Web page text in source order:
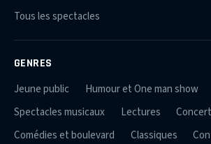
Tous les spectacles
GENRES
Jeune public
Humour et One man show
Spectacles musicaux
Lectures
Comédies et boulevard
Classiques